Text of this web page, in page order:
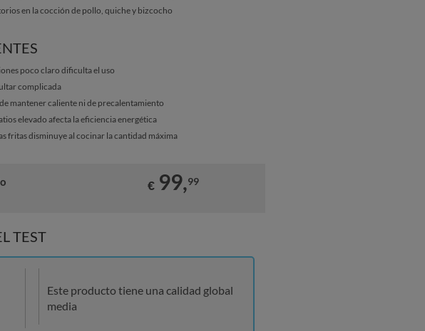
en la cocción de pollo, quiche y bizcocho
poco claro dificulta el uso
complicada
mantener caliente ni de precalentamiento
elevado afecta la eficiencia energética
fritas disminuye al cocinar la cantidad máxima
€ 99,99
TEST
Este producto tiene una calidad global
media